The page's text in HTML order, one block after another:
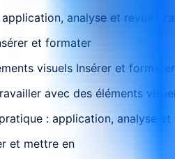
analyse et revue
et formater
visuels Insérer et
avec des éléments
: application, analyse
et mettre en